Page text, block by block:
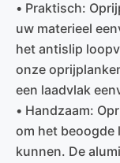
• Praktisch:
uw materieel
het antislip
onze
een laadvlak
• Handzaam:
om het beoogde
kunnen. De